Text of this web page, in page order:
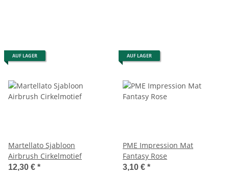
AUF LAGER
Martellato Sjabloon
Airbrush Cirkelmotief
12,30 € *
AUF LAGER
PME Impression Mat
Fantasy Rose
3,10 € *